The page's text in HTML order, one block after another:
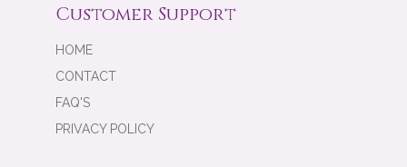
Customer Support
HOME
CONTACT
FAQ'S
PRIVACY POLICY